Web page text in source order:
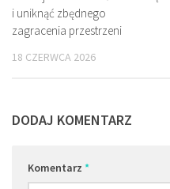
i uniknąć zbędnego
zagracenia przestrzeni
18 CZERWCA 2026
DODAJ KOMENTARZ
Komentarz *